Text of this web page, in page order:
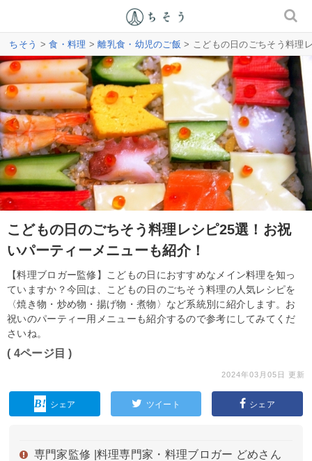
ちそう >食・料理 >離乳食・幼児のご飯 > こどもの日のごちそう料理
こどもの日のごちそう料理レシピ25選！お祝
いパーティーメニューも紹介！
【料理ブロガー監修】こどもの日におすすめなメイン料理を知っ
ていますか？今回は、こどもの日のごちそう料理の人気レシピを
〈焼き物・炒め物・揚げ物・煮物〉など系統別に紹介します。お
祝いのパーティー用メニューも紹介するので参考にしてみてくだ
さいね。
( 4ページ目 )
2024年03月05日 更新
シェア ツイート シェア
専門家監修 | 料理専門家・料理ブロガー どめさん